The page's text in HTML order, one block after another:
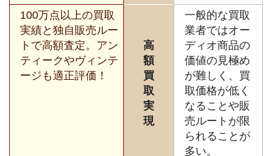
100万点以上の買取
実績と独自販売ルー
トで高額査定。アン
ティークやヴィンテ
ージも適正評価！
高
額
買
取
実
現
一般的な買取
業者ではオー
ディオ商品の
価値の見極め
が難しく、買
取価格が低く
なることや販
売ルートが限
られることが
多い。